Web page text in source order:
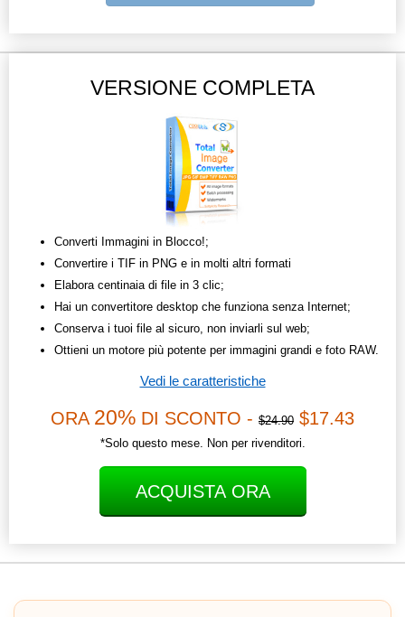
VERSIONE COMPLETA
Converti Immagini in Blocco!;
Convertire i TIF in PNG e in molti altri formati
Elabora centinaia di file in 3 clic;
Hai un convertitore desktop che funziona senza Internet;
Conserva i tuoi file al sicuro, non inviarli sul web;
Ottieni un motore più potente per immagini grandi e foto RAW.
Vedi le caratteristiche
ORA 20% DI SCONTO - $24.90 $17.43
*Solo questo mese. Non per rivenditori.
ACQUISTA ORA